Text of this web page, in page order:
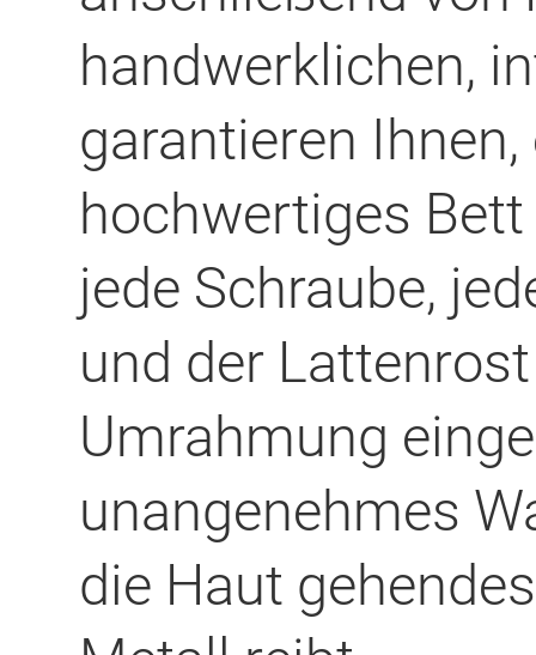
handwerklichen,
garantieren
hochwertiges
jede Schraube,
und der
Umrahmung
unangenehmes
die Haut